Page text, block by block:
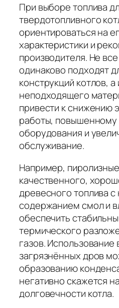
При выборе топлива
твердотопливного
ориентироваться на
характеристики и
производителя. Не
одинаково подходят
конструкций котлов,
неподходящего
привести к снижению
работы, повышенному
оборудования и
обслуживание.
Например,
качественного,
древесного топлива с
содержанием смол и
обеспечить
термического
газов.
загрязнённых дров
образованию
негативно скажется
долговечности котла.